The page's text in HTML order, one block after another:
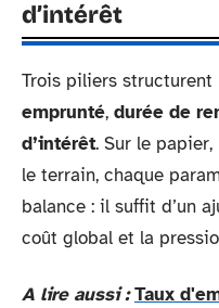
d’intérêt
Trois piliers
emprunté, durée de
d’intérêt. Sur le
le terrain, chaque
balance : il suffit d’un
coût global et la
A lire aussi : Taux